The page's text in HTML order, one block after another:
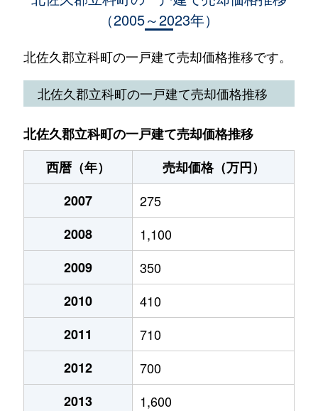
（2005～2023年）
北佐久郡立科町の一戸建て売却価格推移です。
北佐久郡立科町の一戸建て売却価格推移
北佐久郡立科町の一戸建て売却価格推移
西暦（年）
売却価格（万円）
2007
275
2008
1,100
2009
350
2010
410
2011
710
2012
700
2013
1,600